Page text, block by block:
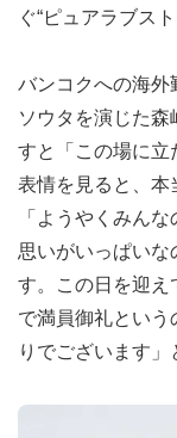
ぐ“ピュアラブス
バンコクへの海外
ソウタを演じた
すと「この場に立
表情を見ると、本
「ようやくみん
思いがいっぱいな
す。この日を迎え
で満員御礼という
りでございます」